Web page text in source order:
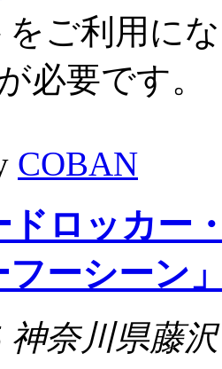
をご利用に
が必要です
COBAN
ドロッカー
ーシーン
神奈川県藤